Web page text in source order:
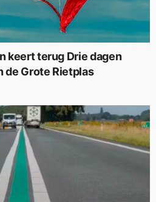
keert terug Drie dagen
de Grote Rietplas